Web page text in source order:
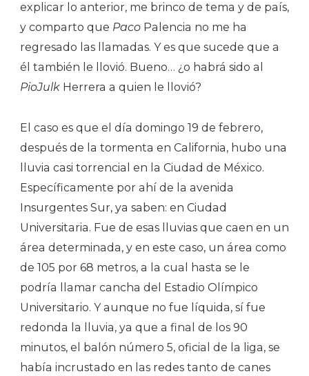
explicar lo anterior, me brinco de tema y de país,
y comparto que Paco Palencia no me ha
regresado las llamadas. Y es que sucede que a
él también le llovió. Bueno… ¿o habrá sido al
PioJulk Herrera a quien le llovió?
El caso es que el día domingo 19 de febrero,
después de la tormenta en California, hubo una
lluvia casi torrencial en la Ciudad de México.
Específicamente por ahí de la avenida
Insurgentes Sur, ya saben: en Ciudad
Universitaria. Fue de esas lluvias que caen en un
área determinada, y en este caso, un área como
de 105 por 68 metros, a la cual hasta se le
podría llamar cancha del Estadio Olímpico
Universitario. Y aunque no fue líquida, sí fue
redonda la lluvia, ya que a final de los 90
minutos, el balón número 5, oficial de la liga, se
había incrustado en las redes tanto de canes